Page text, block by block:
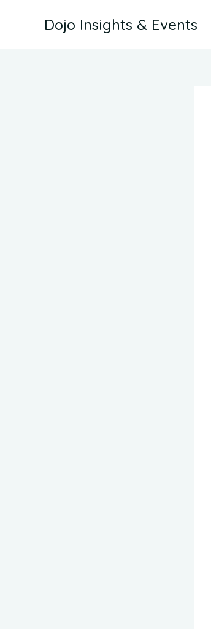
Dojo Insights & Events